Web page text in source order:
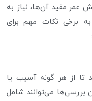
عمر مفید آن‌ها، نیاز به
به برخی نکات مهم برای
تا از هر گونه آسیب یا
بررسی‌ها می‌توانند شامل